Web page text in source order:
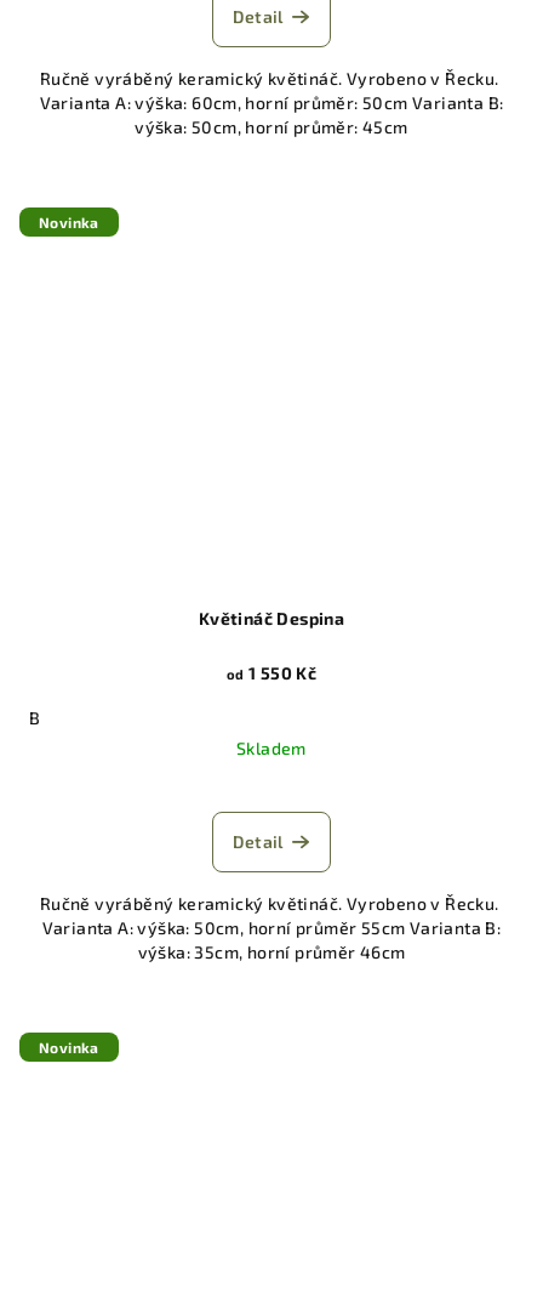
Detail
Ručně vyráběný keramický květináč. Vyrobeno v Řecku.
Varianta A: výška: 60cm, horní průměr: 50cm Varianta B:
výška: 50cm, horní průměr: 45cm
Novinka
Květináč Despina
od 1 550 Kč
B
Skladem
Detail
Ručně vyráběný keramický květináč. Vyrobeno v Řecku.
Varianta A: výška: 50cm, horní průměr 55cm Varianta B:
výška: 35cm, horní průměr 46cm
Novinka